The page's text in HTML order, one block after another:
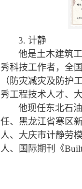
3. 计静
他是土木建筑
秀科技工作者，全
（防灾减灾及防护
秀工程技术人才、
他现任东北石
任、 黑龙江省寒区
人、 大庆市计静劳
人、 国际期刊《